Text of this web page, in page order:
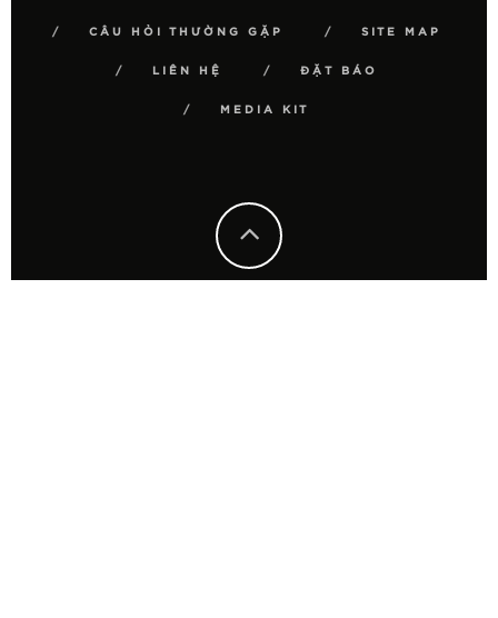
CÂU HỎI THƯỜNG GẶP SITE MAP
LIÊN HỆ ĐẶT BÁO
MEDIA KIT